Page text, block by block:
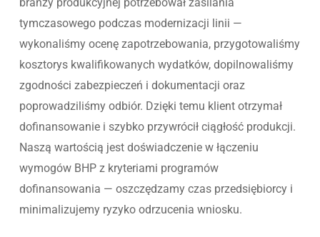
tymczasowego podczas modernizacji linii —
wykonaliśmy ocenę zapotrzebowania, przygotowaliśmy
kosztorys kwalifikowanych wydatków, dopilnowaliśmy
zgodności zabezpieczeń i dokumentacji oraz
poprowadziliśmy odbiór. Dzięki temu klient otrzymał
dofinansowanie i szybko przywrócił ciągłość produkcji.
Naszą wartością jest doświadczenie w łączeniu
wymogów BHP z kryteriami programów
dofinansowania — oszczędzamy czas przedsiębiorcy i
minimalizujemy ryzyko odrzucenia wniosku.